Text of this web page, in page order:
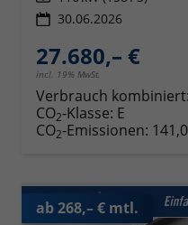
30.06.2026
27.680,– €
incl. 19% MwSt.
Verbrauch kombiniert:
CO2-Klasse: E
CO2-Emissionen:
ab 268,– € mtl.